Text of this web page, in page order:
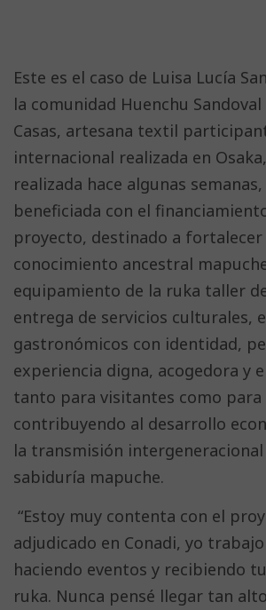
Este es el caso de Luisa Lucía
la comunidad Huenchu Sandoval
Casas, artesana textil
internacional realizada en
realizada hace algunas
beneficiada con el
proyecto, destinado a
conocimiento ancestral
equipamiento de la ruka taller
entrega de servicios culturales,
gastronómicos con identidad,
experiencia digna, acogedora y
tanto para visitantes como para
contribuyendo al desarrollo
la transmisión
sabiduría mapuche.
“Estoy muy contenta con el
adjudicado en Conadi, yo
haciendo eventos y recibiendo
ruka. Nunca pensé llegar tan